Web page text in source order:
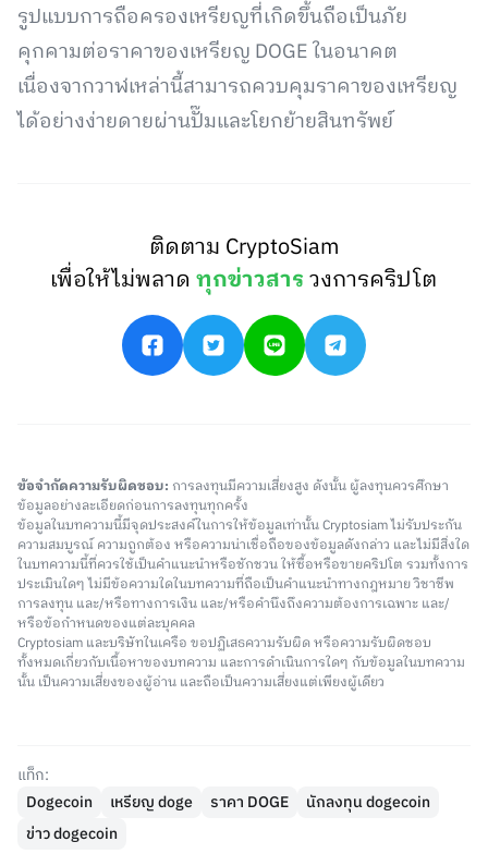
รูปแบบการถือครองเหรียญที่เกิดขึ้นถือเป็นภัย
คุกคามต่อราคาของเหรียญ DOGE ในอนาคต
เนื่องจากวาฬเหล่านี้สามารถควบคุมราคาของเหรียญ
ได้อย่างง่ายดายผ่านปั๊มและโยกย้ายสินทรัพย์
ติดตาม CryptoSiam
เพื่อให้ไม่พลาดทุกข่าวสารวงการคริปโต
ข้อจำกัดความรับผิดชอบ: การลงทุนมีความเสี่ยงสูง ดังนั้น ผู้ลงทุนควรศึกษา
ข้อมูลอย่างละเอียดก่อนการลงทุนทุกครั้ง
ข้อมูลในบทความนี้มีจุดประสงค์ในการให้ข้อมูลเท่านั้น Cryptosiam ไม่รับประกัน
ความสมบูรณ์ ความถูกต้อง หรือความน่าเชื่อถือของข้อมูลดังกล่าว และไม่มีสิ่งใด
ในบทความนี้ที่ควรใช้เป็นคำแนะนำหรือชักชวน ให้ซื้อหรือขายคริปโต รวมทั้งการ
ประเมินใดๆ ไม่มีข้อความใดในบทความที่ถือเป็นคำแนะนำทางกฎหมาย วิชาชีพ
การลงทุน และ/หรือทางการเงิน และ/หรือคำนึงถึงความต้องการเฉพาะ และ/
หรือข้อกำหนดของแต่ละบุคคล
Cryptosiam และบริษัทในเครือ ขอปฏิเสธความรับผิด หรือความรับผิดชอบ
ทั้งหมดเกี่ยวกับเนื้อหาของบทความ และการดำเนินการใดๆ กับข้อมูลในบทความ
นั้น เป็นความเสี่ยงของผู้อ่าน และถือเป็นความเสี่ยงแต่เพียงผู้เดียว
แท็ก:
Dogecoin
เหรียญ doge ราคา DOGE
นักลงทุน dogecoin
ข่าว dogecoin